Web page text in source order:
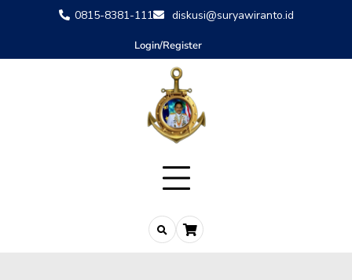
0815-8381-111 diskusi@suryawiranto.id
Login/Register